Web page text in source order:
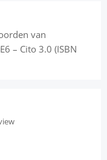
van
– Cito 3.0 (ISBN